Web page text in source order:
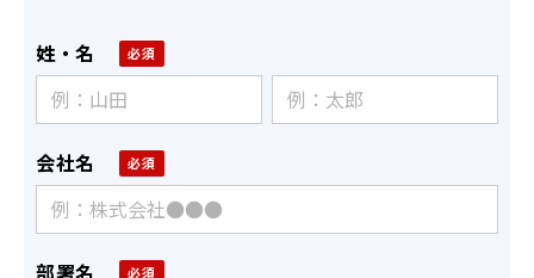
姓・名
会社名
部署名